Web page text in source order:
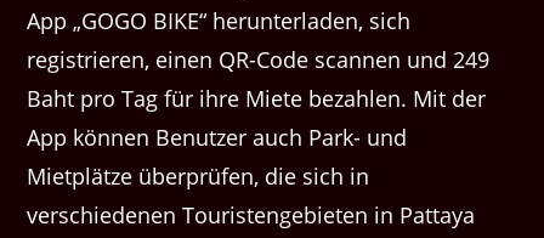
App „GOGO BIKE“ herunterladen, sich
registrieren, einen QR-Code scannen und 249
Baht pro Tag für ihre Miete bezahlen. Mit der
App können Benutzer auch Park- und
Mietplätze überprüfen, die sich in
verschiedenen Touristengebieten in Pattaya